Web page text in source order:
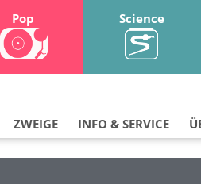
Pop Science
INFO & SERVICE
ZWEIGE